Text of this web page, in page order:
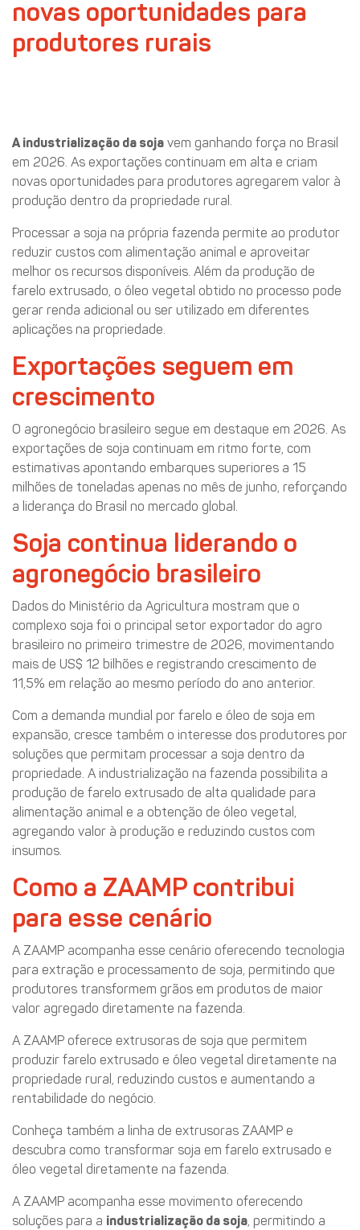
novas oportunidades para
produtores rurais
A industrialização da soja vem ganhando força no Brasil
em 2026. As exportações continuam em alta e criam
novas oportunidades para produtores agregarem valor à
produção dentro da propriedade rural.
Processar a soja na própria fazenda permite ao produtor
reduzir custos com alimentação animal e aproveitar
melhor os recursos disponíveis. Além da produção de
farelo extrusado, o óleo vegetal obtido no processo pode
gerar renda adicional ou ser utilizado em diferentes
aplicações na propriedade.
Exportações seguem em
crescimento
O agronegócio brasileiro segue em destaque em 2026. As
exportações de soja continuam em ritmo forte, com
estimativas apontando embarques superiores a 15
milhões de toneladas apenas no mês de junho, reforçando
a liderança do Brasil no mercado global.
Soja continua liderando o
agronegócio brasileiro
Dados do Ministério da Agricultura mostram que o
complexo soja foi o principal setor exportador do agro
brasileiro no primeiro trimestre de 2026, movimentando
mais de US$ 12 bilhões e registrando crescimento de
11,5% em relação ao mesmo período do ano anterior.
Com a demanda mundial por farelo e óleo de soja em
expansão, cresce também o interesse dos produtores por
soluções que permitam processar a soja dentro da
propriedade. A industrialização na fazenda possibilita a
produção de farelo extrusado de alta qualidade para
alimentação animal e a obtenção de óleo vegetal,
agregando valor à produção e reduzindo custos com
insumos.
Como a ZAAMP contribui
para esse cenário
A ZAAMP acompanha esse cenário oferecendo tecnologia
para extração e processamento de soja, permitindo que
produtores transformem grãos em produtos de maior
valor agregado diretamente na fazenda.
A ZAAMP oferece extrusoras de soja que permitem
produzir farelo extrusado e óleo vegetal diretamente na
propriedade rural, reduzindo custos e aumentando a
rentabilidade do negócio.
Conheça também a linha de extrusoras ZAAMP e
descubra como transformar soja em farelo extrusado e
óleo vegetal diretamente na fazenda.
A ZAAMP acompanha esse movimento oferecendo
soluções para a industrialização da soja, permitindo a